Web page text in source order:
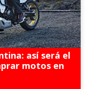
así será el
motos en